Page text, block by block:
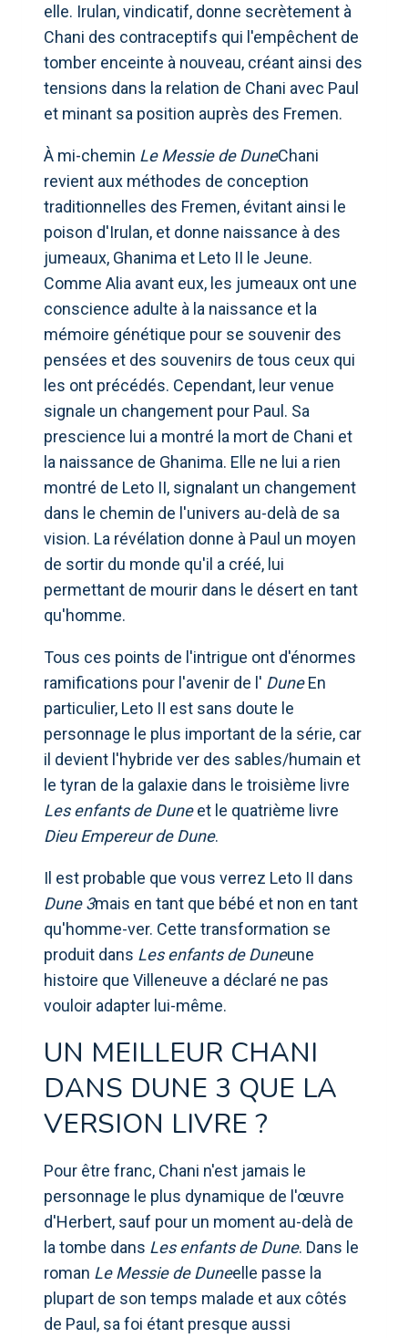
elle. Irulan, vindicatif, donne secrètement à
Chani des contraceptifs qui l'empêchent de
tomber enceinte à nouveau, créant ainsi des
tensions dans la relation de Chani avec Paul
et minant sa position auprès des Fremen.
À mi-chemin Le Messie de DuneChani
revient aux méthodes de conception
traditionnelles des Fremen, évitant ainsi le
poison d'Irulan, et donne naissance à des
jumeaux, Ghanima et Leto II le Jeune.
Comme Alia avant eux, les jumeaux ont une
conscience adulte à la naissance et la
mémoire génétique pour se souvenir des
pensées et des souvenirs de tous ceux qui
les ont précédés. Cependant, leur venue
signale un changement pour Paul. Sa
prescience lui a montré la mort de Chani et
la naissance de Ghanima. Elle ne lui a rien
montré de Leto II, signalant un changement
dans le chemin de l'univers au-delà de sa
vision. La révélation donne à Paul un moyen
de sortir du monde qu'il a créé, lui
permettant de mourir dans le désert en tant
qu'homme.
Tous ces points de l'intrigue ont d'énormes
ramifications pour l'avenir de l' DuneEn
particulier, Leto II est sans doute le
personnage le plus important de la série, car
il devient l'hybride ver des sables/humain et
le tyran de la galaxie dans le troisième livre
Les enfants de Duneet le quatrième livre
Dieu Empereur de Dune.
Il est probable que vous verrez Leto II dans
Dune 3mais en tant que bébé et non en tant
qu'homme-ver. Cette transformation se
produit dans Les enfants de Duneune
histoire que Villeneuve a déclaré ne pas
vouloir adapter lui-même.
UN MEILLEUR CHANI
DANS DUNE 3 QUE LA
VERSION LIVRE ?
Pour être franc, Chani n'est jamais le
personnage le plus dynamique de l'œuvre
d'Herbert, sauf pour un moment au-delà de
la tombe dans Les enfants de Dune. Dans le
roman Le Messie de Duneelle passe la
plupart de son temps malade et aux côtés
de Paul, sa foi étant presque aussi